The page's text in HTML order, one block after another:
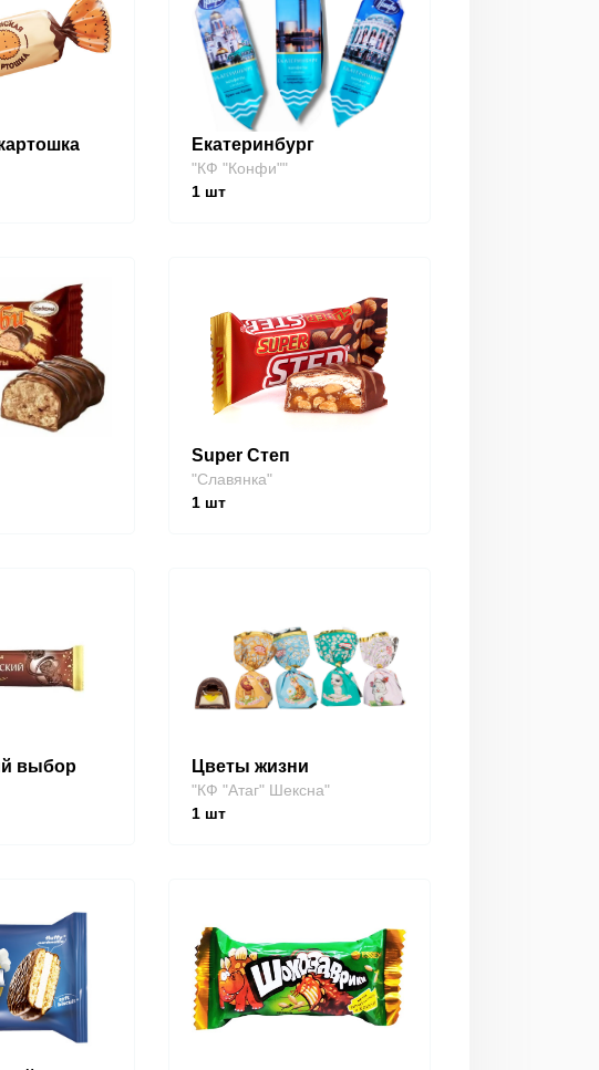
Екатеринбург
"КФ "Конфи""
1шт
Super Степ
"Славянка"
1шт
выбор Цветы жизни
"КФ "Атаг" Шексна"
1шт